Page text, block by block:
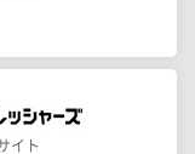
イト